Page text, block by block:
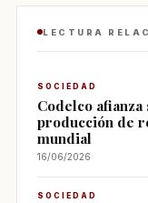
LECTURA
SOCIEDAD
Codelco
producción de
mundial
16/06/2026
SOCIEDAD